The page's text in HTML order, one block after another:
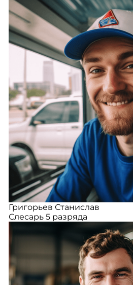
Григорьев Станислав
Слесарь 5 разряда